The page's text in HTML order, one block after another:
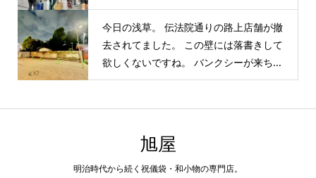
今日の浅草。 伝法院通りの路上店舗が撤
去されてました。 この壁には落書きして
欲しくないですね。 バンクシーが来ち...
旭屋
明治時代から続く祝儀袋・和小物の専門店。